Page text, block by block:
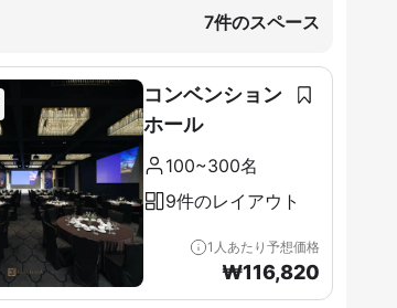
7件のスペース
コンベンション
ホール
100~300名
9件のレイアウト
1人あたり予想価格
₩116,820